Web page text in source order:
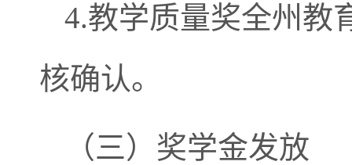
4.教学质量奖全州教
核确认。
（三）奖学金发放